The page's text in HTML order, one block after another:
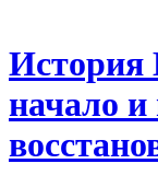
История
начало